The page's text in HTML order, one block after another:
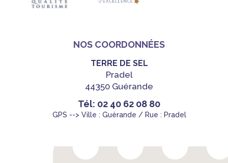
NOS COORDONNÉES
TERRE DE SEL
Pradel
44350 Guérande
Tél: 02 40 62 08 80
GPS --> Ville : Guérande / Rue : Pradel